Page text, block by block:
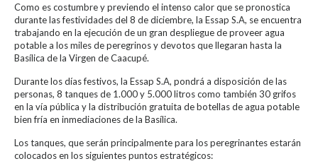
Como es costumbre y previendo el intenso calor que se pronostica
durante las festividades del 8 de diciembre, la Essap S.A, se encuentra
trabajando en la ejecución de un gran despliegue de proveer agua
potable a los miles de peregrinos y devotos que llegaran hasta la
Basílica de la Virgen de Caacupé.
Durante los días festivos, la Essap S.A, pondrá a disposición de las
personas, 8 tanques de 1.000 y 5.000 litros como también 30 grifos
en la vía pública y la distribución gratuita de botellas de agua potable
bien fría en inmediaciones de la Basílica.
Los tanques, que serán principalmente para los peregrinantes estarán
colocados en los siguientes puntos estratégicos: